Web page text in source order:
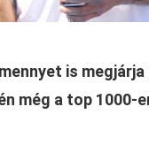
is
még a top